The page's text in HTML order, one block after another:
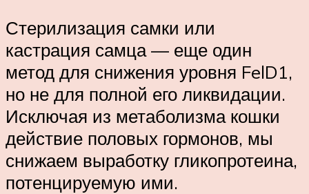
Стерилизация самки или
кастрация самца — еще один
метод для снижения уровня FelD1,
но не для полной его ликвидации.
Исключая из метаболизма кошки
действие половых гормонов, мы
снижаем выработку гликопротеина,
потенцируемую ими.